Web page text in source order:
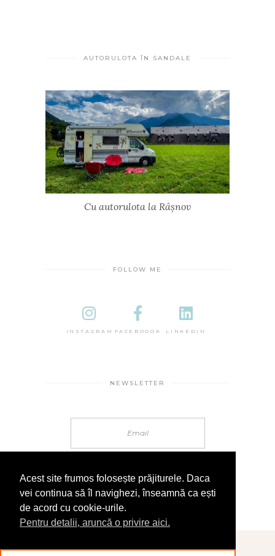
AUTORULOTA ÎN SANDALE
Cu autorulota la Râșnov
FOLLOW ME
INSTAGRAM FACEBOOOK LINKEDIN
NEWSLETTER
© 2025 În Sandale
Acest site frumos folosește prăjiturele. Daca
vei continua să îl navighezi, înseamnă ca ești
de acord cu cookie-urile.
Pentru detalii, aruncă o privire aici.